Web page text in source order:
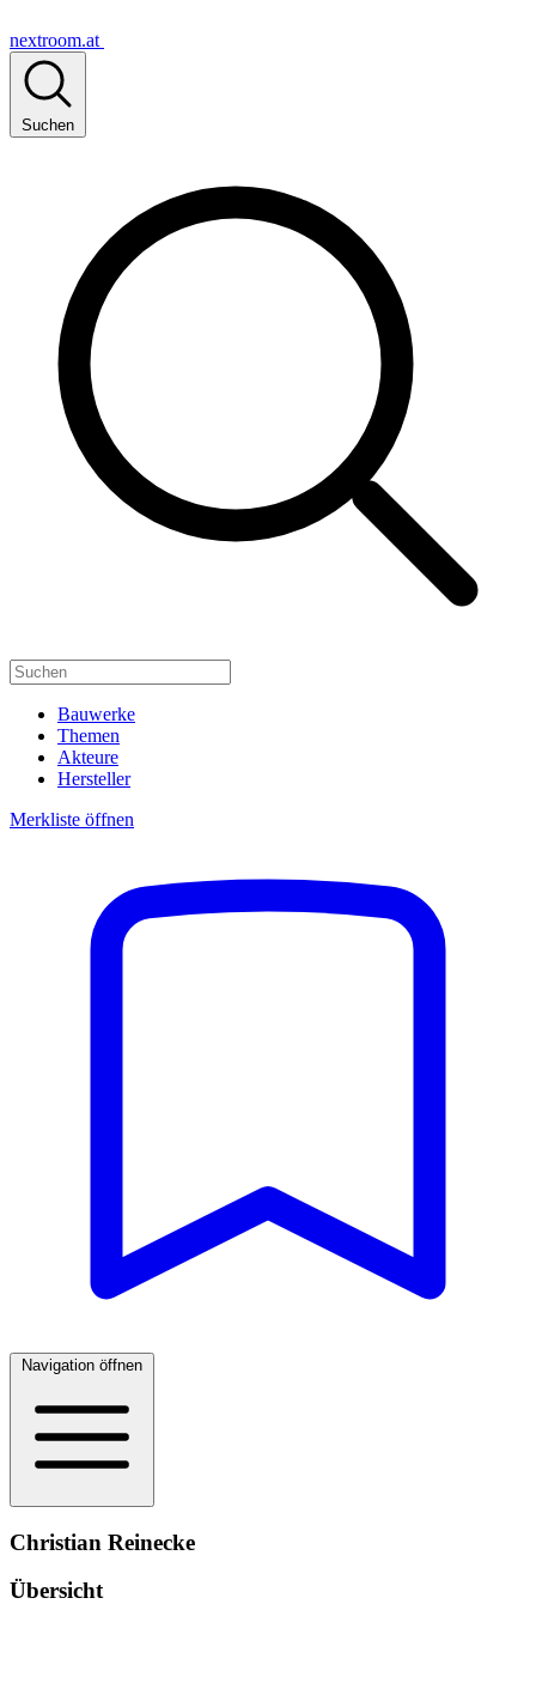
nextroom.at
Suchen
Bauwerke
Themen
Akteure
Hersteller
Merkliste öffnen
Navigation öffnen
Christian Reinecke
Übersicht